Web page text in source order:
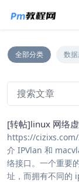
全部分类 数
[转帖]linux 网络
https://
介 IPVlan 和
络接口。一个重要
址，而拥有不同的